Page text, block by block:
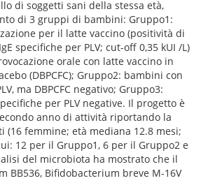
di soggetti sani della stessa età,
di 3 gruppi di bambini: Gruppo1:
per il latte vaccino (positività di
specifiche per PLV; cut-off 0,35 kUI /L)
orale con latte vaccino in
(DBPCFC); Gruppo2: bambini con
ma DBPCFC negativo; Gruppo3:
per PLV negative. Il progetto è
anno di attività riportando la
(16 femmine; età mediana 12.8 mesi;
12 per il Gruppo1, 6 per il Gruppo2 e
del microbiota ha mostrato che il
BB536, Bifidobacterium breve M-16V